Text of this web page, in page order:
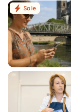
Sale